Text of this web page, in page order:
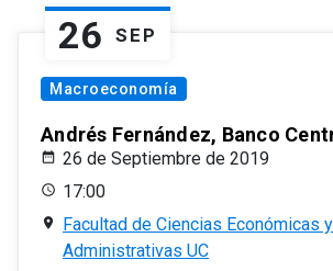
26 SEP
Macroeconomía
Andrés Fernández, Banco
26 de Septiembre de 2019
17:00
Facultad de Ciencias Económicas y
Administrativas UC